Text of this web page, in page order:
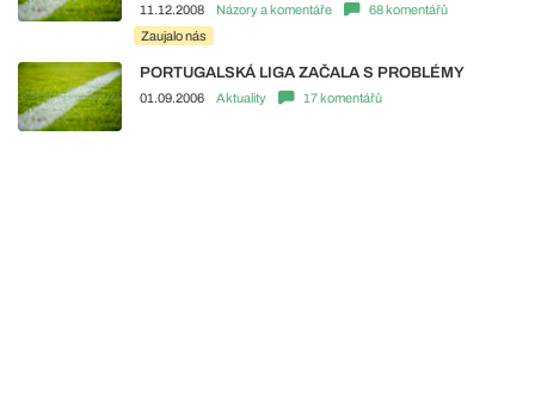
11.12.2008 Názory a komentáře
68 komentářů
Zaujalo nás
PORTUGALSKÁ LIGA ZAČALA S PROBLÉMY
01.09.2006 Aktuality 17 komentářů